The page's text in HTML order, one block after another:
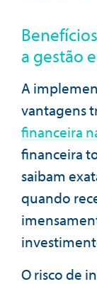
a gestão
A
vantagens
financeira
financeira
saibam
quando
O risco de